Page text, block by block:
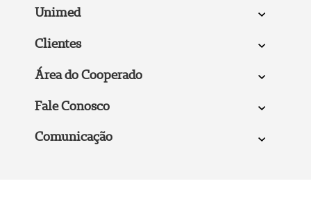
Unimed
Clientes
Área do Cooperado
Fale Conosco
Comunicação